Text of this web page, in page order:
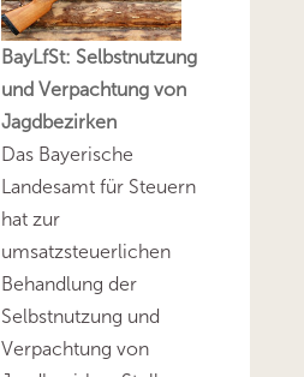
BayLfSt: Selbstnutzung
und Verpachtung von
Jagdbezirken
Das Bayerische
Landesamt für Steuern
hat zur
umsatzsteuerlichen
Behandlung der
Selbstnutzung und
Verpachtung von